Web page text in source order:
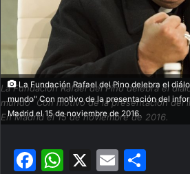
La Fundación Rafael del Pino delebra el
mundo" Con motivo de la presentación del
En Madrid el 15 de noviembre de 2016.
La Fundación Rafael del Pino delebra el
mundo" Con motivo de la presentación del
Madrid el 15 de noviembre de 2016.
F
W X
E